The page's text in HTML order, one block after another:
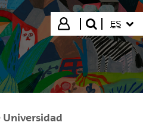
Iniciar sesión
buscar"
ES